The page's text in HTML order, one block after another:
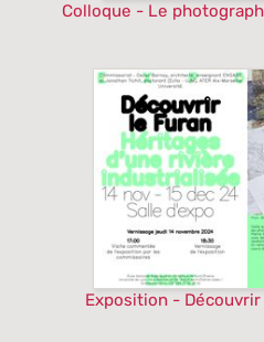
Colloque - Le
Exposition -